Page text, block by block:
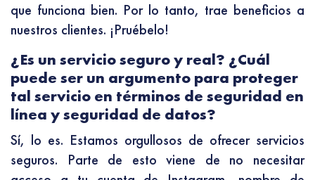
que funciona bien. Por lo tanto, trae beneficios a
nuestros clientes. ¡Pruébelo!
¿Es un servicio seguro y real? ¿Cuál
puede ser un argumento para proteger
tal servicio en términos de seguridad en
línea y seguridad de datos?
Sí, lo es. Estamos orgullosos de ofrecer servicios
seguros. Parte de esto viene de no necesitar